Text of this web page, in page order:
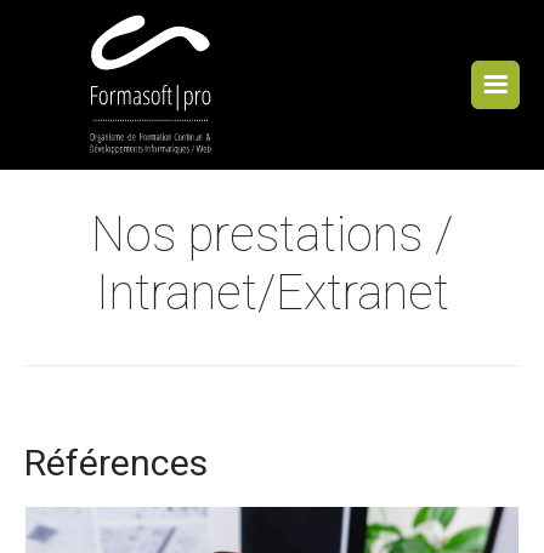
Nos prestations /
Intranet/Extranet
Références
Cookies management panel